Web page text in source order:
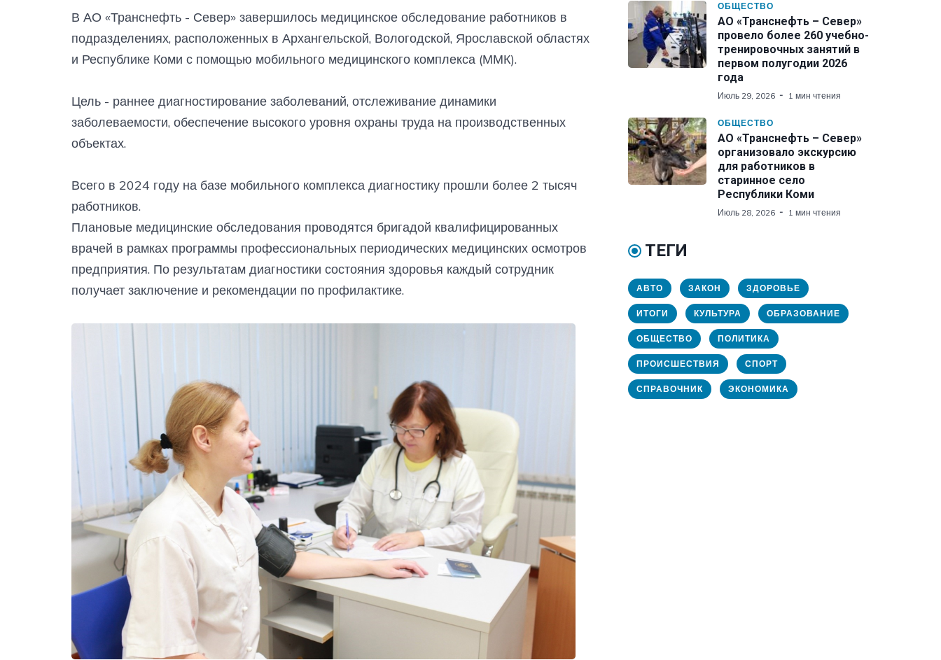
В АО «Транснефть - Север» завершилось медицинское обследование работников в
подразделениях, расположенных в Архангельской, Вологодской, Ярославской областях
и Республике Коми с помощью мобильного медицинского комплекса (ММК).
Цель - раннее диагностирование заболеваний, отслеживание динамики
заболеваемости, обеспечение высокого уровня охраны труда на производственных
объектах.
Всего в 2024 году на базе мобильного комплекса диагностику прошли более 2 тысяч
работников.
Плановые медицинские обследования проводятся бригадой квалифицированных
врачей в рамках программы профессиональных периодических медицинских осмотров
предприятия. По результатам диагностики состояния здоровья каждый сотрудник
получает заключение и рекомендации по профилактике.
ОБЩЕСТВО
АО «Транснефть – Север»
провело более 260 учебно-
тренировочных занятий в
первом полугодии 2026
года
Июль 29, 2026 1 мин чтения
ОБЩЕСТВО
АО «Транснефть – Север»
организовало экскурсию
для работников в
старинное село
Республики Коми
Июль 28, 2026 1 мин чтения
ТЕГИ
АВТО ЗАКОН ЗДОРОВЬЕ
ИТОГИ КУЛЬТУРА ОБРАЗОВАНИЕ
ОБЩЕСТВО ПОЛИТИКА
ПРОИСШЕСТВИЯ СПОРТ
СПРАВОЧНИК ЭКОНОМИКА